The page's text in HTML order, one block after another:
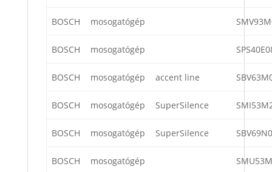
BOSCH mosogatógép
BOSCH mosogatógép
BOSCH mosogatógép accent line
BOSCH mosogatógép SuperSilence
BOSCH mosogatógép SuperSilence
BOSCH mosogatógép